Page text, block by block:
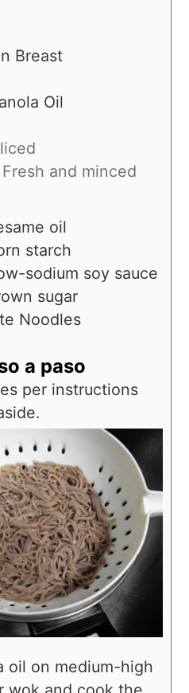
Breast
Oil
Fresh and minced
oil
starch
sodium soy sauce
sugar
Noodles
a paso
per instructions
oil on medium-high